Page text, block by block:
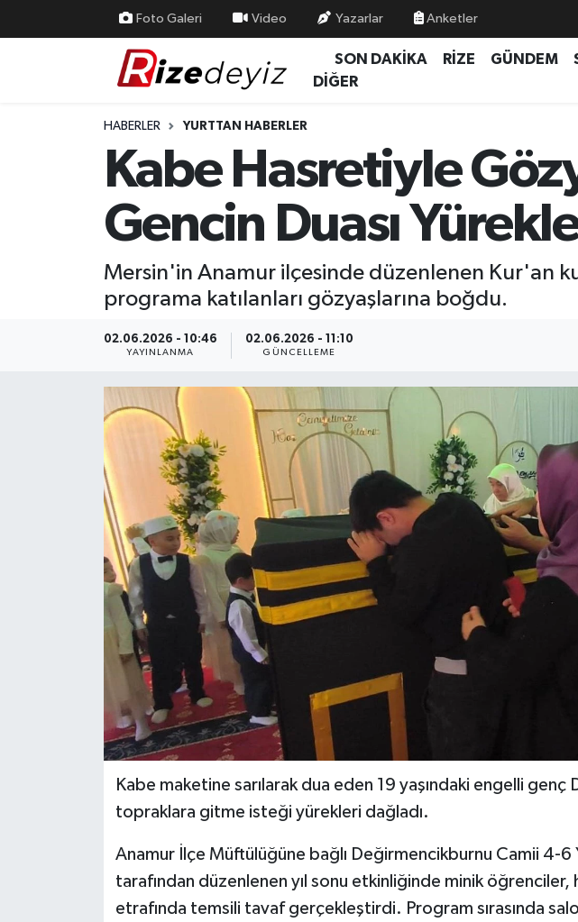
Foto Galeri Video Yazarlar Anketler
SON DAKİKA RİZE GÜNDEM
DİĞER
HABERLER YURTTAN HABERLER
Kabe Hasretiyle
Gencin Duası
Mersin'in Anamur ilçesinde düzenlenen Kur'an
programa katılanları gözyaşlarına boğdu.
02.06.2026 - 10:46
YAYINLANMA
02.06.2026 - 11:10
GÜNCELLEME
Kabe maketine sarılarak dua eden 19 yaşındaki engelli
topraklara gitme isteği yürekleri dağladı.
Anamur İlçe Müftülüğüne bağlı Değirmencikburnu Camii 4-6
tarafından düzenlenen yıl sonu etkinliğinde minik öğrenciler,
etrafında temsili tavaf gerçekleştirdi. Program sırasında
Yurttan Haberler
Ekonomi
Rize Nöbetçi Eczaneler
Rize Trafik Yoğunluk Haritası
Süper Lig Puan Durumu ve Fikstür
Son Dakika Haberleri
Haber Arşivi